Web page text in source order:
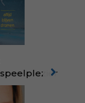
los te
je lokale
via